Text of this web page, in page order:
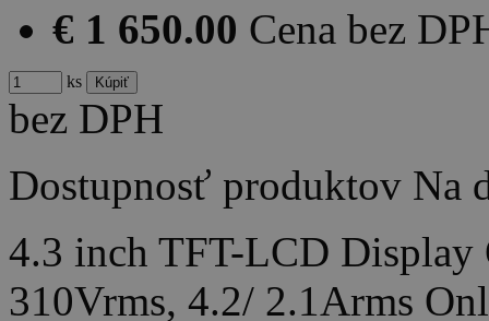
€ 1 650.00 Cena bez
ks
bez DPH
Dostupnosť produktov Na
4.3 inch TFT-LCD
310Vrms, 4.2/ 2.1Arms